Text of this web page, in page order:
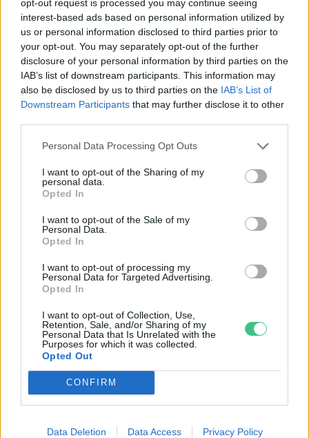
opt-out request is processed you may continue seeing
interest-based ads based on personal information utilized by
us or personal information disclosed to third parties prior to
your opt-out. You may separately opt-out of the further
disclosure of your personal information by third parties on the
IAB’s list of downstream participants. This information may
also be disclosed by us to third parties on the IAB’s List of
Downstream Participants that may further disclose it to other
Personal Data Processing Opt Outs
I want to opt-out of the Sharing of my
personal data.
Opted In
I want to opt-out of the Sale of my
Personal Data.
Opted In
I want to opt-out of processing my
Personal Data for Targeted Advertising.
Opted In
I want to opt-out of Collection, Use,
Retention, Sale, and/or Sharing of my
Personal Data that Is Unrelated with the
Purposes for which it was collected.
Opted Out
CONFIRM
Data Deletion Data Access Privacy Policy
Négy éven belül valósággá válhatnak az
elektromos repülőjáratok Európában
Történelmi aszály sújtja Nagy-
Britanniát is
mekkora a különbség az áradó és a
kiszáradó Duna között
ÉLŐ BOLYGÓNK